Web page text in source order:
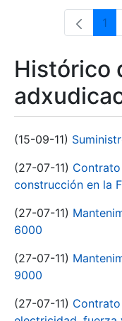
1
Histórico
(15-09-11)
(27-07-11)
construcción en la
(27-07-11)
6000
(27-07-11)
9000
(27-07-11)